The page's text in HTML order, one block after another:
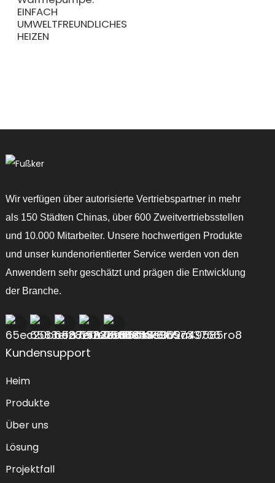
EINFACH
UMWELTFREUNDLICHES
HEIZEN
Wir verfügen über autorisierte Vertriebspartner in mehr
als 150 Städten Chinas, über 600 Zweitvertriebsstellen
und 10.000 Mitarbeiter. Unsere hochwertigen Produkte
und unser kundenorientierter Service werden von den
Anwendern sehr geschätzt und prägen die Entwicklung
der Branche.
Kundensupport
Heim
Produkte
Über uns
Lösung
Projektfall